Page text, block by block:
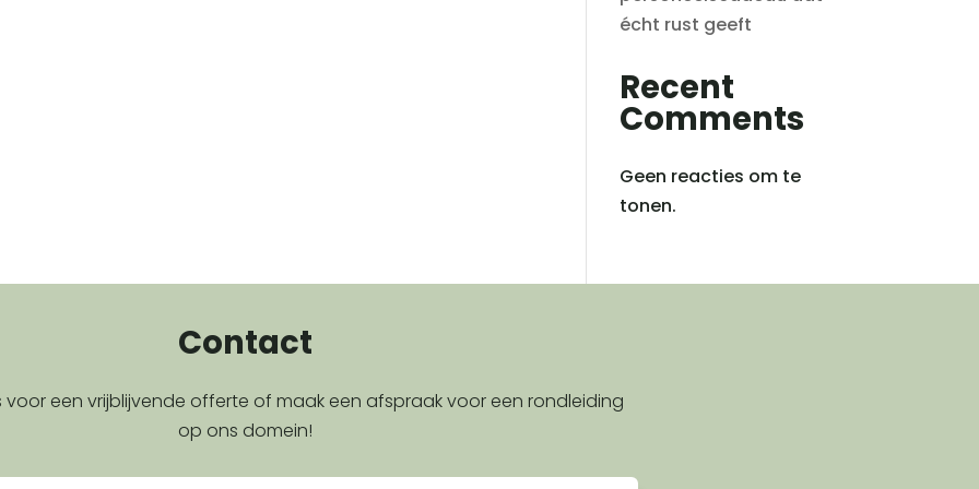
écht rust geeft
Recent
Comments
Geen reacties om te
tonen.
Contact
een vrijblijvende offerte of maak een afspraak voor een rondleiding
op ons domein!